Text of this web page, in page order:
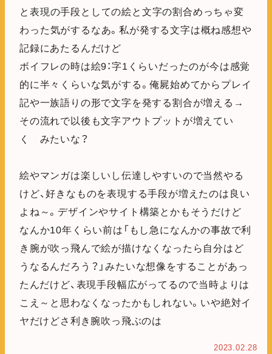
と表現の手段としての絵と文字の割合めっちゃ変
わった気がするなあ。私が発する文字は概ね感想や
記録にあたるんだけど
ボイフレの時は絵9：字1くらいだったのが今は感覚
的に半々くらいな気がする。俺屍始めてからプレイ
記や一族語りの形で文字を発する割合が増える→
その流れで以後も文字アウトプットが増えてい
く みたいな？
絵やマンガは楽しいし伝達しやすいので当然やる
けど、好きなものを表現する手段が増えたのは良い
よね～。デザインやサイト構築とかもそうだけど
なんか10年くらい前は「もし急になんかの事故で利
き腕が吹っ飛んで絵が描けなくなったら自分はど
うなるんだろう？」みたいな想像をすることがあっ
たんだけど、表現手段幅広がってるので当時よりは
こえ～と思わなくなったかもしれない。いや絶対イ
ヤだけどさ利き腕吹っ飛ぶのは
2023.02.28